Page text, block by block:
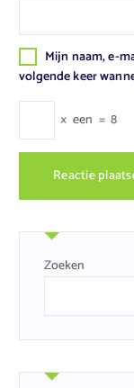
Mijn naam, e-
volgende keer
× een = 8
Zoeken